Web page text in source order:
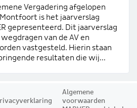
Vergadering afgelopen
is het jaarverslag
gepresenteerd. Dit jaarverslag
van de AV en
vastgesteld. Hierin staan
resultaten die wij...
Algemene
voorwaarden